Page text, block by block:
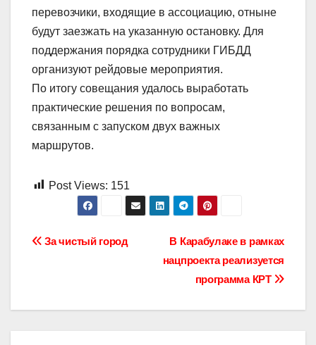
перевозчики, входящие в ассоциацию, отныне
будут заезжать на указанную остановку. Для
поддержания порядка сотрудники ГИБДД
организуют рейдовые мероприятия.
По итогу совещания удалось выработать
практические решения по вопросам,
связанным с запуском двух важных
маршрутов.
Post Views: 151
Навигация
записям
В Карабулаке в рамках
нацпроекта реализуется
программа КРТ
За чистый город